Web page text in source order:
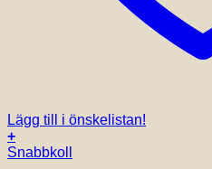
Lägg till i önskelistan!
+
Snabbkoll